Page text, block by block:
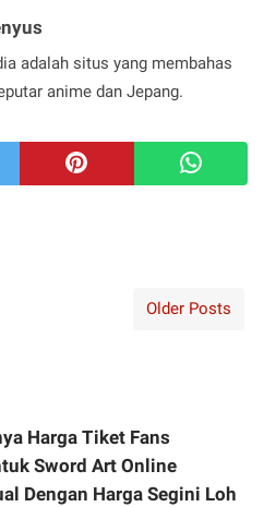
adalah situs yang membahas
anime dan Jepang.
Older Posts
Harga Tiket Fans
Sword Art Online
Dengan Harga Segini Loh